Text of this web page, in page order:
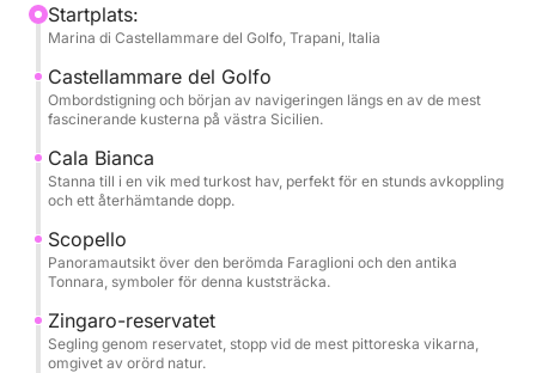
ner och erbjuder det perfekta tillfället att njuta av
kustens skönhet.
Turen fortsätter mot Scopello, en ikonisk plats i
västra Sicilien, känd för sina raukar och det gamla
tonfiskfisket med utsikt över havet. Denna
kuststräcka utstrålar autentisk charm, perfekt för att
ta oförglömliga foton och bli fängslad av
landskapet.
Zingaro, där orörd natur möter ett klart, glittrande
hav. Utflykten inkluderar stopp för bad och
Startplats:
Marina di Castellammare del Golfo, Trapani, Italia
Castellammare del Golfo
Ombordstigning och början av navigeringen längs en av de mest
fascinerande kusterna på västra Sicilien.
Cala Bianca
Stanna till i en vik med turkost hav, perfekt för en stunds avkoppling
och ett återhämtande dopp.
Scopello
Panoramautsikt över den berömda Faraglioni och den antika
Tonnara, symboler för denna kuststräcka.
Zingaro-reservatet
Segling genom reservatet, stopp vid de mest pittoreska vikarna,
omgivet av orörd natur.